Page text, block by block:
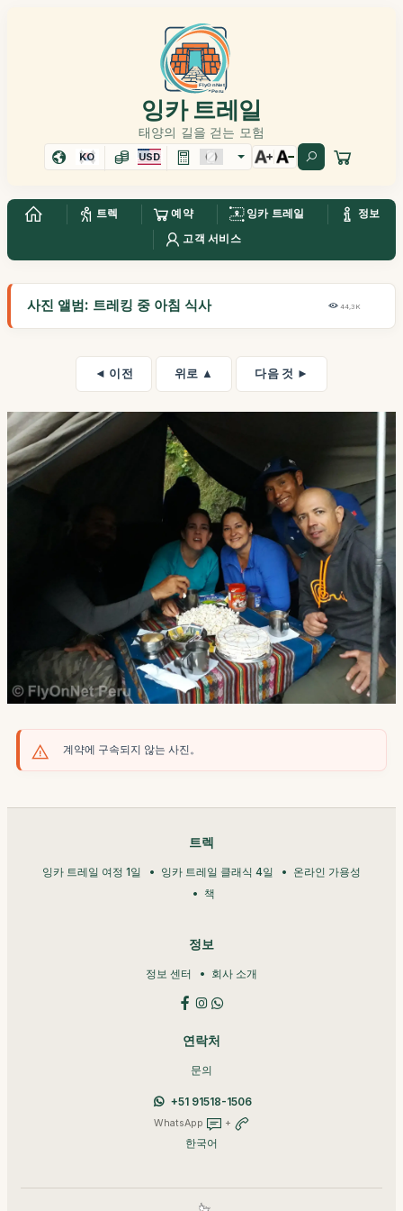
잉카 트레일
태양의 길을 걷는 모험
KO USD
트렉 예약 잉카 트레일
정보
고객 서비스
사진 앨범: 트레킹 중 아침 식사 44,3K
◄ 이전 위로 ▲ 다음 것 ►
계약에 구속되지 않는 사진。
트렉
잉카 트레일 여정 1일 잉카 트레일 클래식 4일
온라인 가용성
책
정보
정보 센터 회사 소개
연락처
문의
+51 91518-1506
WhatsApp +
한국어